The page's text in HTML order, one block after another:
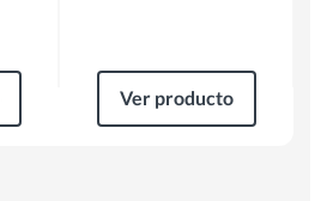
Ver producto